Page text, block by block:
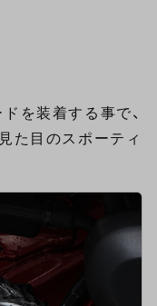
を装着する事で、
た目のスポーティ